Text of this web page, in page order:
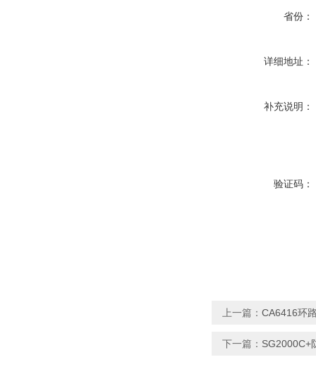
省份：
详细地址：
补充说明：
验证码：
上一篇： CA6416环
下一篇： SG2000C+